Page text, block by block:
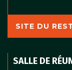
SITE DU
SALLE DE